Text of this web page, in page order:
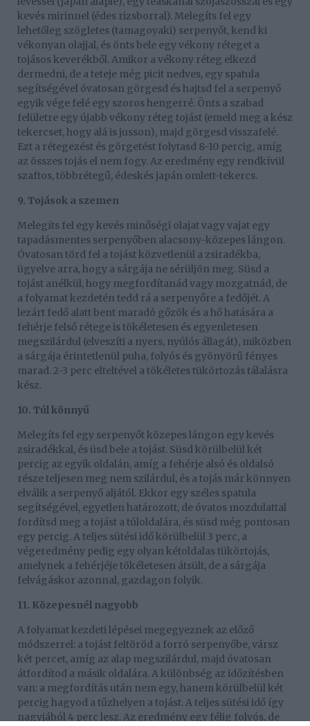
kevés mirinnel (édes rizsborral). Melegíts fel egy
lehetőleg szögletes (tamagoyaki) serpenyőt, kend ki
vékonyan olajjal, és önts bele egy vékony réteget a
tojásos keverékből. Amikor a vékony réteg elkezd
dermedni, de a teteje még picit nedves, egy spatula
segítségével óvatosan görgesd és hajtsd fel a serpenyő
egyik vége felé egy szoros hengerré. Önts a szabad
felületre egy újabb vékony réteg tojást (emeld meg a kész
tekercset, hogy alá is jusson), majd görgesd visszafelé.
Ezt a rétegezést és görgetést folytasd 8-10 percig, amíg
az összes tojás el nem fogy. Az eredmény egy rendkívül
szaftos, többrétegű, édeskés japán omlett-tekercs.
9. Tojások a szemen
Melegíts fel egy kevés minőségi olajat vagy vajat egy
tapadásmentes serpenyőben alacsony-közepes lángon.
Óvatosan törd fel a tojást közvetlenül a zsiradékba,
ügyelve arra, hogy a sárgája ne sérüljön meg. Süsd a
tojást anélkül, hogy megfordítanád vagy mozgatnád, de
a folyamat kezdetén tedd rá a serpenyőre a fedőjét. A
lezárt fedő alatt bent maradó gőzök és a hő hatására a
fehérje felső rétege is tökéletesen és egyenletesen
megszilárdul (elveszíti a nyers, nyúlós állagát), miközben
a sárgája érintetlenül puha, folyós és gyönyörű fényes
marad. 2-3 perc elteltével a tökéletes tükörtozás tálalásra
kész.
10. Túl könnyű
Melegíts fel egy serpenyőt közepes lángon egy kevés
zsiradékkal, és üsd bele a tojást. Süsd körülbelül két
percig az egyik oldalán, amíg a fehérje alsó és oldalsó
része teljesen meg nem szilárdul, és a tojás már könnyen
elválik a serpenyő aljától. Ekkor egy széles spatula
segítségével, egyetlen határozott, de óvatos mozdulattal
fordítsd meg a tojást a túloldalára, és süsd még pontosan
egy percig. A teljes sütési idő körülbelül 3 perc, a
végeredmény pedig egy olyan kétoldalas tükörtojás,
amelynek a fehérjéje tökéletesen átsült, de a sárgája
felvágáskor azonnal, gazdagon folyik.
11. Közepesnél nagyobb
A folyamat kezdeti lépései megegyeznek az előző
módszerrel: a tojást feltöröd a forró serpenyőbe, vársz
két percet, amíg az alap megszilárdul, majd óvatosan
átfordítod a másik oldalára. A különbség az időzítésben
van: a megfordítás után nem egy, hanem körülbelül két
percig hagyod a tűzhelyen a tojást. A teljes sütési idő így
nagyjából 4 perc lesz. Az eredmény egy félig folyós, de